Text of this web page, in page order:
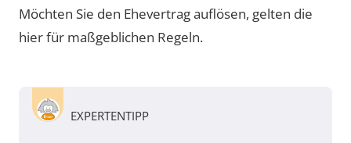
Möchten Sie den Ehevertrag auflösen, gelten die
hier für maßgeblichen Regeln.
EXPERTENTIPP